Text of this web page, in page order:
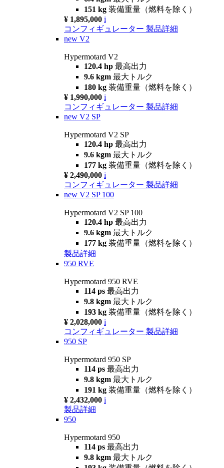
151 kg 装備重量（燃料を除く）
¥ 1,895,000 i
コンフィギュレーター 製品詳細
new V2
Hypermotard V2
120.4 hp 最高出力
9.6 kgm 最大トルク
180 kg 装備重量（燃料を除く）
¥ 1,990,000 i
コンフィギュレーター 製品詳細
new V2 SP
Hypermotard V2 SP
120.4 hp 最高出力
9.6 kgm 最大トルク
177 kg 装備重量（燃料を除く）
¥ 2,490,000 i
コンフィギュレーター 製品詳細
new V2 SP 100
Hypermotard V2 SP 100
120.4 hp 最高出力
9.6 kgm 最大トルク
177 kg 装備重量（燃料を除く）
製品詳細
950 RVE
Hypermotard 950 RVE
114 ps 最高出力
9.8 kgm 最大トルク
193 kg 装備重量（燃料を除く）
¥ 2,028,000 i
コンフィギュレーター 製品詳細
950 SP
Hypermotard 950 SP
114 ps 最高出力
9.8 kgm 最大トルク
191 kg 装備重量（燃料を除く）
¥ 2,432,000 i
製品詳細
950
Hypermotard 950
114 ps 最高出力
9.8 kgm 最大トルク